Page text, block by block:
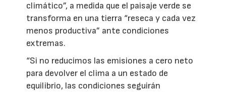
climático”, a medida que el paisaje verde se
transforma en una tierra “reseca y cada vez
menos productiva” ante condiciones
extremas.
“Si no reducimos las emisiones a cero neto
para devolver el clima a un estado de
equilibrio, las condiciones seguirán